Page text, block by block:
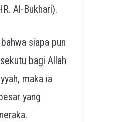
Al-Bukhari).
siapa pun
bagi Allah
yang